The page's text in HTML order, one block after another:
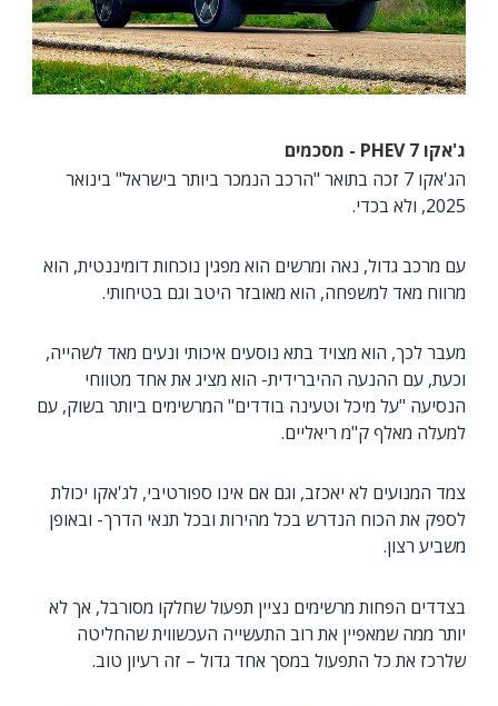
ג'אקו 7 PHEV - מסכמים
הג'אקו 7 זכה בתואר "הרכב הנמכר ביותר בישראל" בינואר
2025, ולא בכדי.
עם מרכב גדול, נאה ומרשים הוא מפגין נוכחות דומיננטית, הוא
מרווח מאד למשפחה, הוא מאובזר היטב וגם בטיחותי.
מעבר לכך, הוא מצויד בתא נוסעים איכותי ונעים מאד לשהייה,
וכעת, עם ההנעה ההיברידית- הוא מציג את אחד מטווחי
הנסיעה "על מיכל וטעינה בודדים" המרשימים ביותר בשוק, עם
למעלה מאלף ק"מ ריאליים.
צמד המנועים לא יאכזב, וגם אם אינו ספורטיבי, לג'אקו יכולת
לספק את הכוח הנדרש בכל מהירות ובכל תנאי הדרך- ובאופן
משביע רצון.
בצדדים הפחות מרשימים נציין תפעול שחלקו מסורבל, אך לא
יותר ממה שמאפיין את רוב התעשייה העכשווית שהחליטה
שלרכז את כל התפעול במסך אחד גדול – זה רעיון טוב.